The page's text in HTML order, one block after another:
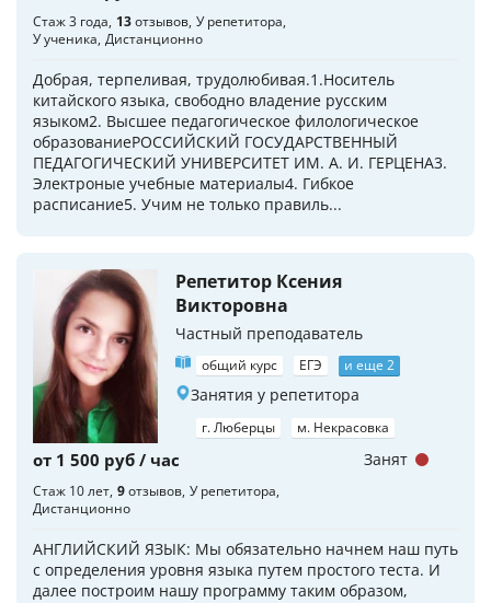
Стаж 3 года 13отзывов У репетитора
У ученика Дистанционно
Добрая, терпеливая, трудолюбивая.1.Носитель
китайского языка, свободно владение русским
языком2. Высшее педагогическое филологическое
образованиеРОССИЙСКИЙ ГОСУДАРСТВЕННЫЙ
ПЕДАГОГИЧЕСКИЙ УНИВЕРСИТЕТ ИМ. А. И. ГЕРЦЕНА3.
Электроные учебные материалы4. Гибкое
расписание5. Учим не только правиль...
Репетитор Ксения
Викторовна
Частный преподаватель
общий курс ЕГЭ и еще 2
Занятия у репетитора
г. Люберцы м. Некрасовка
от 1 500 руб / час
Стаж 10 лет 9отзывов У репетитора
Дистанционно
АНГЛИЙСКИЙ ЯЗЫК: Мы обязательно начнем наш путь
с определения уровня языка путем простого теста. И
далее построим нашу программу таким образом,
Занят